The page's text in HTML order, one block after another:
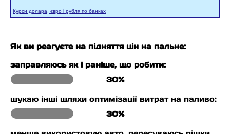
Курси долара, євро і рубля по банках
Як ви реагуєте на підняття цін на пальне:
заправляюсь як і раніше, що робити:
30%
шукаю інші шляхи оптимізації витрат на паливо:
30%